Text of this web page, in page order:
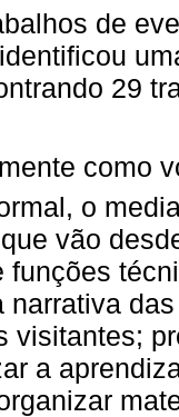
de
29
como
o
vão
funções
narrativa
visitantes;
a